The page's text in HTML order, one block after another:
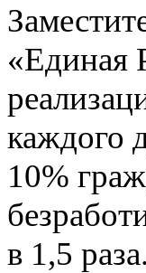
«Единая
каждого
10%
в 1,5 раза.